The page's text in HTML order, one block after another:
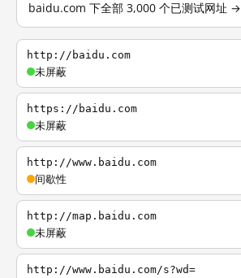
baidu.com 下全部 3,000 个已测试网址 →
http://baidu.com
未屏蔽
https://baidu.com
未屏蔽
http://www.baidu.com
间歇性
http://map.baidu.com
未屏蔽
http://www.baidu.com/s?wd=